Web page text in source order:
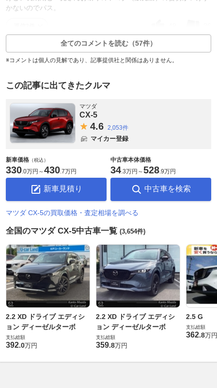
かないのでパス。
全てのコメントを読む（57件）
※コメントは個人の見解であり、記事提供社と関係はありません。
この記事に出てきたクルマ
マツダ
CX-5
4.6 2,053件
マイカー登録
新車価格 （税込）
330.0万円 ～430.7万円
新車見積り
中古車本体価格
34.3万円 ～528.9万円
中古車を検索
マツダ CX-5の買取価格・査定相場を調べる
全国のマツダ CX-5中古車一覧 (3,654件)
2.2 XD ドライブ エディシ
ョン ディーゼルターボ
支払総額
392.0万円
2.2 XD ドライブ エディシ
ョン ディーゼルターボ
支払総額
359.8万円
2.5 G
支払総額
362.8万円